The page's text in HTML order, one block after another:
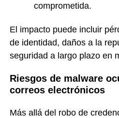
comprometida.
El impacto puede incluir
de identidad, daños a la
seguridad a largo plazo en
Riesgos de malware
correos electrónicos
Más allá del robo de